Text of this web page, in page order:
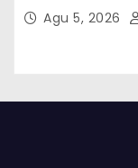
Agu 5, 2026